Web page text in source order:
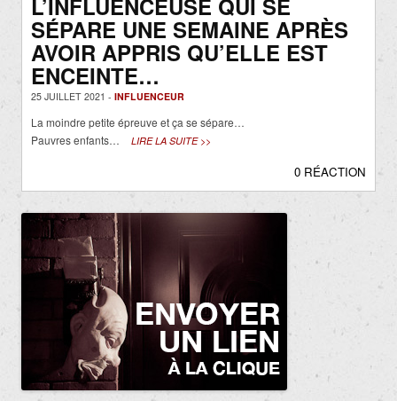
L’INFLUENCEUSE QUI SE
SÉPARE UNE SEMAINE APRÈS
AVOIR APPRIS QU’ELLE EST
ENCEINTE…
25 JUILLET 2021 - INFLUENCEUR
La moindre petite épreuve et ça se sépare…
Pauvres enfants…
LIRE LA SUITE >>
0 RÉACTION